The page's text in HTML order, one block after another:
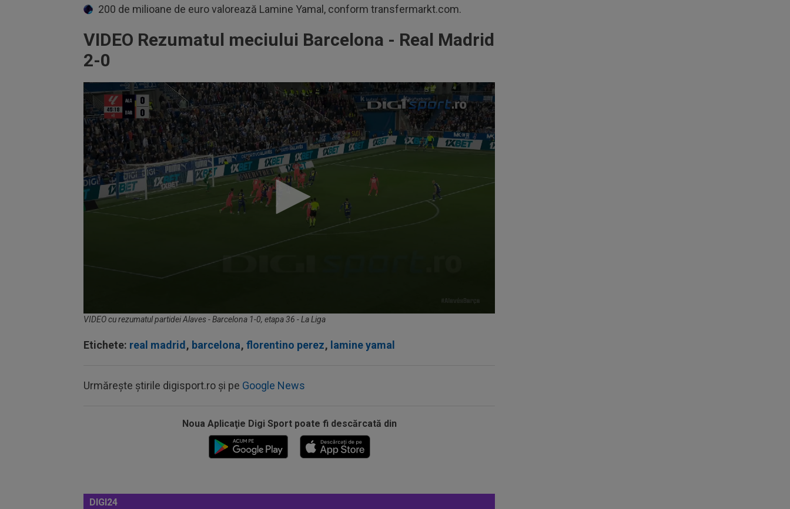
200 de milioane de euro valorează Lamine Yamal, conform transfermarkt.com.
VIDEO Rezumatul meciului Barcelona - Real Madrid
2-0
Volume
VIDEO cu rezumatul partidei Alaves - Barcelona 1-0, etapa 36 - La Liga
Etichete: real madrid, barcelona, florentino perez, lamine yamal
Urmărește știrile digisport.ro și pe Google News
Noua Aplicaţie Digi Sport poate fi descărcată din
DIGI24